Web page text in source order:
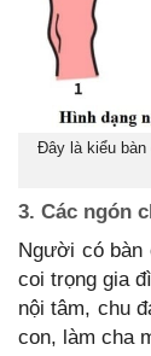
Đây là kiểu
3. Các ngón
Người có bàn
coi trọng gia
nội tâm, chu
con, làm cha